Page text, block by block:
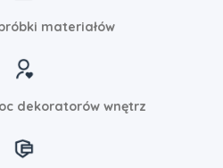
materiałów
dekoratorów wnętrz